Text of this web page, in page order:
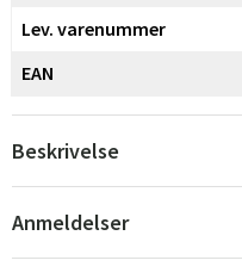
Lev. varenummer
EAN
Beskrivelse
Anmeldelser